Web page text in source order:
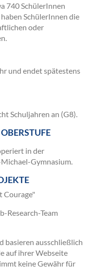
740 SchülerInnen
SchülerInnen die
oder
und endet spätestens
Schuljahren an (G8).
in der
Gymnasium.
Courage"
Research-Team
basieren ausschließlich
auf ihrer Webseite
keine Gewähr für